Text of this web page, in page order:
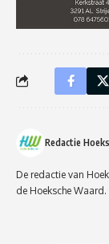
Redactie
De redactie van
de Hoeksche Waard.